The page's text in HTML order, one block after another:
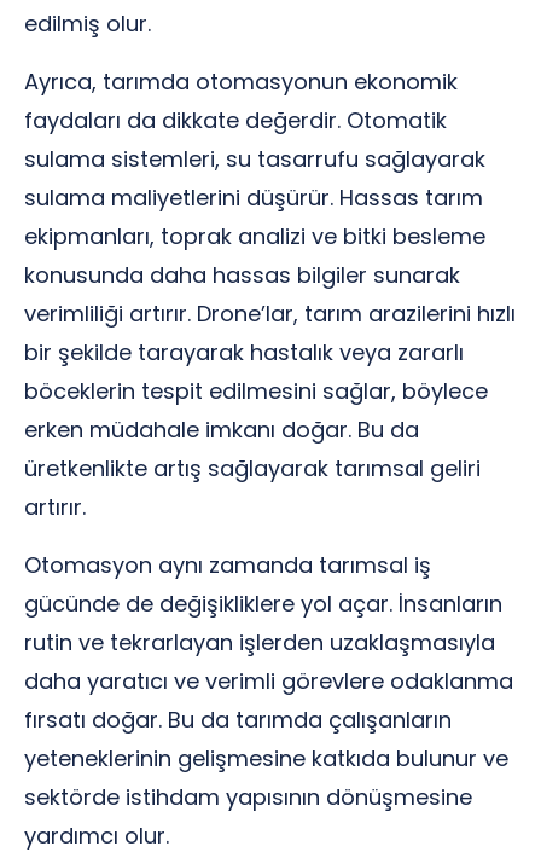
edilmiş olur.
Ayrıca, tarımda otomasyonun ekonomik
faydaları da dikkate değerdir. Otomatik
sulama sistemleri, su tasarrufu sağlayarak
sulama maliyetlerini düşürür. Hassas tarım
ekipmanları, toprak analizi ve bitki besleme
konusunda daha hassas bilgiler sunarak
verimliliği artırır. Drone’lar, tarım arazilerini hızlı
bir şekilde tarayarak hastalık veya zararlı
böceklerin tespit edilmesini sağlar, böylece
erken müdahale imkanı doğar. Bu da
üretkenlikte artış sağlayarak tarımsal geliri
artırır.
Otomasyon aynı zamanda tarımsal iş
gücünde de değişikliklere yol açar. İnsanların
rutin ve tekrarlayan işlerden uzaklaşmasıyla
daha yaratıcı ve verimli görevlere odaklanma
fırsatı doğar. Bu da tarımda çalışanların
yeteneklerinin gelişmesine katkıda bulunur ve
sektörde istihdam yapısının dönüşmesine
yardımcı olur.